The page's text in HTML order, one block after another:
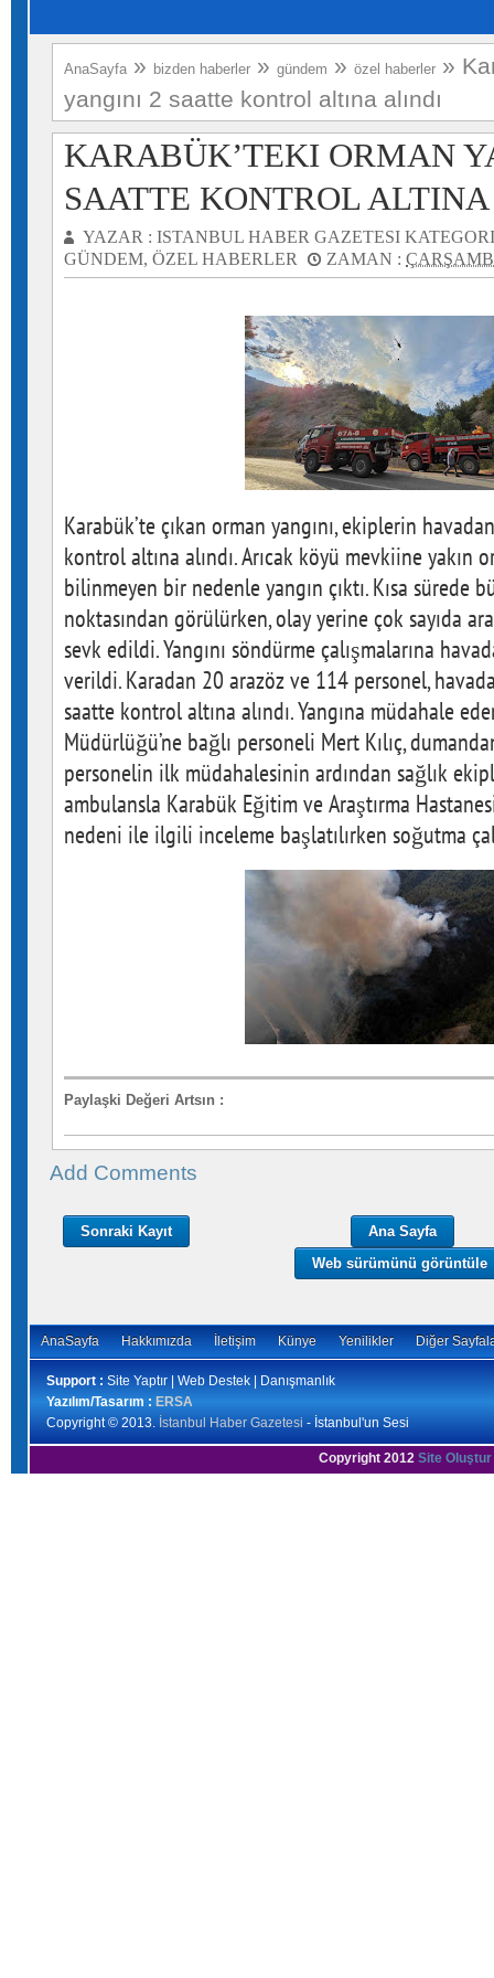
AnaSayfa » bizden haberler » gündem » özel haberler »
yangını 2 saatte kontrol altına alındı
KARABÜK’TEKI ORMAN
SAATTE KONTROL
YAZAR : ISTANBUL HABER GAZETESI
GÜNDEM, ÖZEL HABERLER ZAMAN :
Karabük’te çıkan orman yangını, ekiplerin
kontrol altına alındı. Arıcak köyü mevkiine yakın
bilinmeyen bir nedenle yangın çıktı. Kısa sürede
noktasından görülürken, olay yerine çok sayıda
sevk edildi. Yangını söndürme çalışmalarına
verildi. Karadan 20 arazöz ve 114 personel,
saatte kontrol altına alındı. Yangına müdahale
Müdürlüğü’ne bağlı personeli Mert Kılıç,
personelin ilk müdahalesinin ardından sağlık
ambulansla Karabük Eğitim ve Araştırma
nedeni ile ilgili inceleme başlatılırken soğutma
Paylaşki Değeri Artsın :
Add Comments
Sonraki Kayıt
Ana Sayfa
Web sürümünü görüntüle
AnaSayfa Hakkımızda İletişim Künye Yenilikler Diğer
Support : Site Yaptır | Web Destek | Danışmanlık
Yazılım/Tasarım : ERSA
Copyright © 2013. İstanbul Haber Gazetesi - İstanbul'un Sesi
Copyright 2012 Site Oluştur